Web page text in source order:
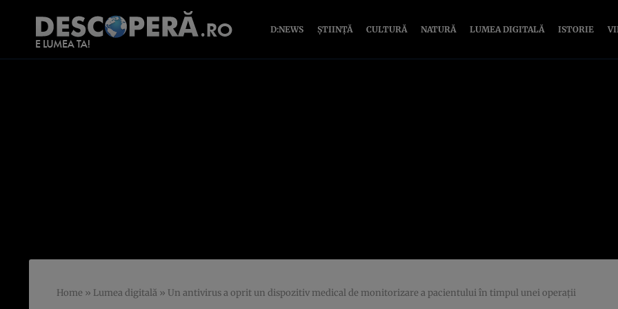
D:NEWS ȘTIINȚĂ CULTURĂ NATURĂ LUMEA DIGITALĂ ISTORIE
Home » Lumea digitală » Un antivirus a oprit un dispozitiv medical de monitorizare a pacientului în timpul unei operaţii